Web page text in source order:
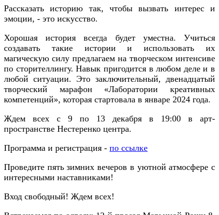
Рассказать историю так, чтобы вызвать интерес и
эмоции, - это искусство.
Хорошая история всегда будет уместна. Учиться
создавать такие истории и использовать их
магическую силу предлагаем на творческом интенсиве
по сторителлингу. Навык пригодится в любом деле и в
любой ситуации. Это заключительный, двенадцатый
творческий марафон «Лаборатории креативных
компетенций», которая стартовала в январе 2024 года.
Ждем всех с 9 по 13 декабря в 19:00 в арт-
пространстве Нестеренко центра.
Программа и регистрация - по ссылке
Проведите пять зимних вечеров в уютной атмосфере с
интересными наставниками!
Вход свободный! Ждем всех!